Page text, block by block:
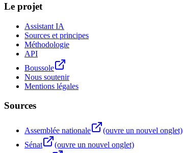
Le projet
Assistant IA
Sources et principes
Méthodologie
API
Boussole
Nous soutenir
Mentions légales
Sources
Assemblée nationale
(ouvre un nouvel onglet)
Sénat
(ouvre un nouvel onglet)